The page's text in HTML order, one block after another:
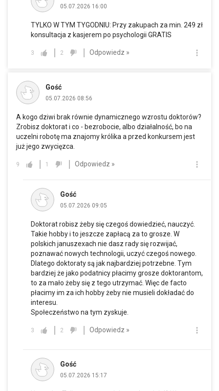
05.07.2026 16:00
TYLKO W TYM TYGODNIU: Przy zakupach za min. 249 zł
konsultacja z kasjerem po psychologii GRATIS
3 2 Odpowiedz »
Gość
05.07.2026 08:56
A kogo dziwi brak równie dynamicznego wzrostu doktorów?
Zrobisz doktorat i co - bezrobocie, albo działalność, bo na
uczelni robotę ma znajomy królika a przed konkursem jest
już jego zwycięzca.
9 1 Odpowiedz »
Gość
05.07.2026 09:05
Doktorat robisz żeby się czegoś dowiedzieć, nauczyć.
Takie hobby i to jeszcze zapłacą za to grosze. W
polskich januszexach nie dasz rady się rozwijać,
poznawać nowych technologii, uczyć czegoś nowego.
Dlatego doktoraty są jak najbardziej potrzebne. Tym
bardziej że jako podatnicy płacimy grosze doktorantom,
to za mało żeby się z tego utrzymać. Więc de facto
płacimy im za ich hobby żeby nie musieli dokładać do
interesu.
Społeczeństwo na tym zyskuje.
3 2 Odpowiedz »
Gość
05.07.2026 15:17